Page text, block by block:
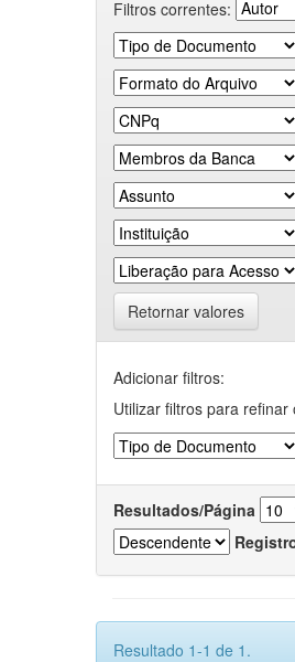
Filtros correntes:
Retornar valores
Adicionar filtros:
Utilizar filtros para
Resultados/Página
Resultado 1-1 de 1.